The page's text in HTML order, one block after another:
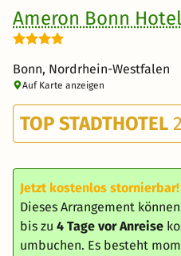
Ameron Bonn
Bonn, Nordrhein-Westfalen
Auf Karte anzeigen
TOP STADTHOTEL
Jetzt kostenlos stornierbar!
Dieses Arrangement
bis zu 4 Tage vor Anreise
umbuchen. Es besteht